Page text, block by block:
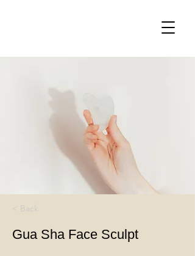
< Back
Gua Sha Face Sculpt